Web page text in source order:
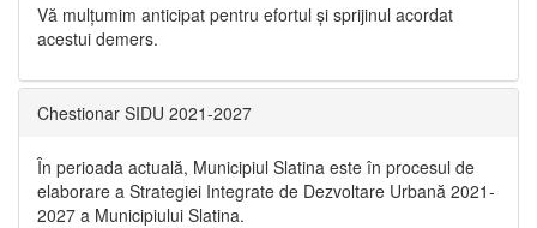
Vă mulţumim anticipat pentru efortul şi sprijinul acordat
acestui demers.
Chestionar SIDU 2021-2027
În perioada actuală, Municipiul Slatina este în procesul de
elaborare a Strategiei Integrate de Dezvoltare Urbană 2021‐
2027 a Municipiului Slatina.